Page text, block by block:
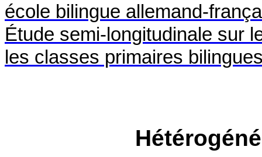
école bilingue allemand-
Étude semi-longitudinale sur
les classes primaires bilingue